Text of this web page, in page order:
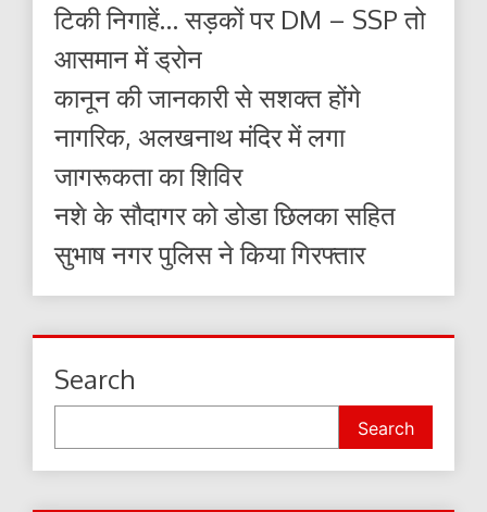
टिकी निगाहें… सड़कों पर DM – SSP तो
आसमान में ड्रोन
कानून की जानकारी से सशक्त होंगे
नागरिक, अलखनाथ मंदिर में लगा
जागरूकता का शिविर
नशे के सौदागर को डोडा छिलका सहित
सुभाष नगर पुलिस ने किया गिरफ्तार
Search
Search